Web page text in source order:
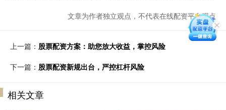
文章为作者独立观点，不代表在线配资平台观点
上一篇： 股票配资方案：助您放大收益，掌控风险
下一篇： 股票配资新规出台，严控杠杆风险
相关文章